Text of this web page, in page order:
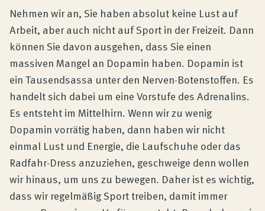
Nehmen wir an, Sie haben absolut keine Lust auf
Arbeit, aber auch nicht auf Sport in der Freizeit. Dann
können Sie davon ausgehen, dass Sie einen
massiven Mangel an Dopamin haben. Dopamin ist
ein Tausendsassa unter den Nerven-Botenstoffen. Es
handelt sich dabei um eine Vorstufe des Adrenalins.
Es entsteht im Mittelhirn. Wenn wir zu wenig
Dopamin vorrätig haben, dann haben wir nicht
einmal Lust und Energie, die Laufschuhe oder das
Radfahr-Dress anzuziehen, geschweige denn wollen
wir hinaus, um uns zu bewegen. Daher ist es wichtig,
dass wir regelmäßig Sport treiben, damit immer